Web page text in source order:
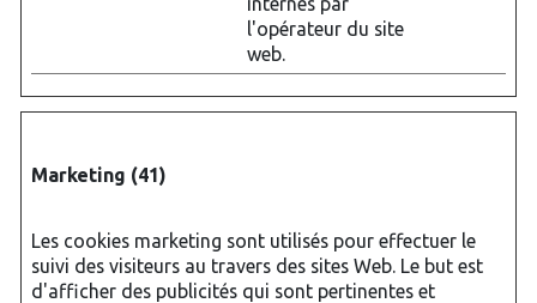
l'opérateur du site
web.
Marketing (41)
Les cookies marketing sont utilisés pour effectuer le
suivi des visiteurs au travers des sites Web. Le but est
d'afficher des publicités qui sont pertinentes et